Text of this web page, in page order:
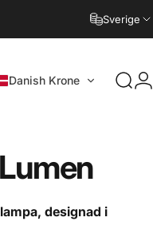
Sverige
Danish Krone Söka
Lumen
designad i